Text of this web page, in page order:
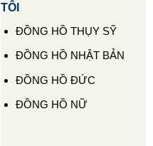
TÔI
ĐỒNG HỒ THỤY SỸ
ĐỒNG HỒ NHẬT BẢN
ĐỒNG HỒ ĐỨC
ĐỒNG HỒ NỮ